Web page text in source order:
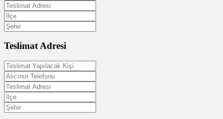
Teslimat Adresi